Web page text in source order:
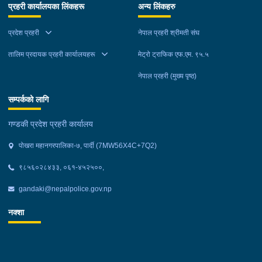
रुपमा प्रहरीसँग हातेमालो गरी समाजमा शान्ति स्थापनार्थ खटिने समुदायिक
सेवा तथा प्रहरी सेवा केन्द्रहरुका कार्यक्रमहरुलाई नागरिक सम्म पर्‍याउन
महत्वपुर्ण भुमिका निर्वाह गर्ने बुलेटिन चौमासिक रुपमा प्रकाशन गरीने समितिका
अतिथि जिल्ला प्रशासन कार्यालय कास्कीका प्रमुख के.सी. र विशेष अतिथि
गण्डकी प्रदेश प्रहरी कार्यालय पोखराका प्रमुख बुद्धिराज गुरुङले समाजमा
सहयोग गर्न आफुहरु सधै तत्पर रहेको बताउनुभयो ।
प्रहरी कार्यालयका लिंकहरू
प्रदेश प्रहरी
तालिम प्रदायक प्रहरी कार्यालयहरू
अन्य लिंकहरु
नेपाल प्रहरी श्रीमती संघ
मेट्रो ट्राफिक एफ.एम. ९५.५
नेपाल प्रहरी (मुख्य पृष्ठ)
सम्पर्कको लागि
गण्डकी प्रदेश प्रहरी कार्यालय
पोखरा महानगरपालिका-७, पार्दी (7MW56X4C+7Q2)
९८५६०२८४३३, ०६१-४५२५००,
gandaki@nepalpolice.gov.np
नक्शा